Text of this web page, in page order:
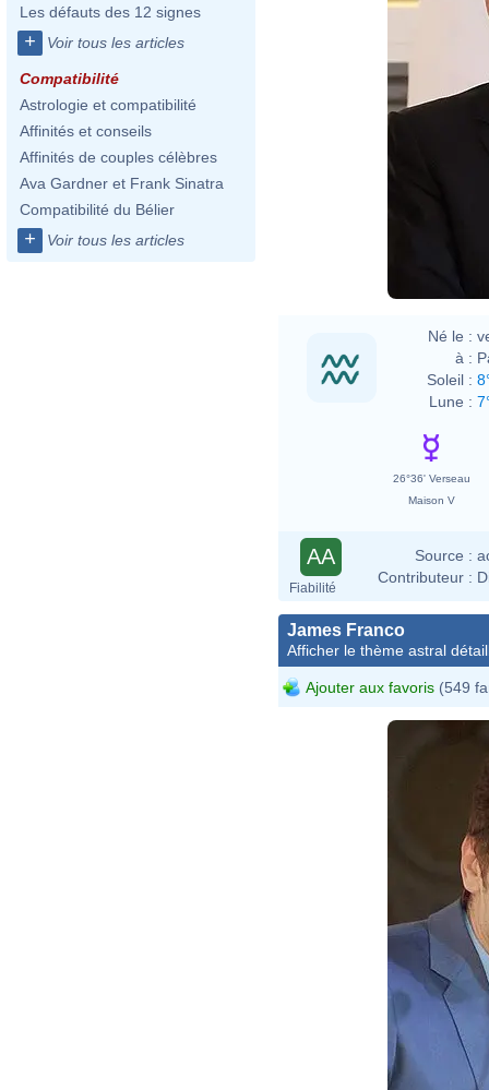
Les défauts des 12 signes
+ Voir tous les articles
Compatibilité
Astrologie et compatibilité
Affinités et conseils
Affinités de couples célèbres
Ava Gardner et Frank Sinatra
Compatibilité du Bélier
+ Voir tous les articles
Né le :
à :
Soleil :
Lune :
26°36' Verseau
Maison V
AA
Fiabilité
Source :
Contributeur :
James Franco
Afficher le thème astral
Ajouter aux favoris (549